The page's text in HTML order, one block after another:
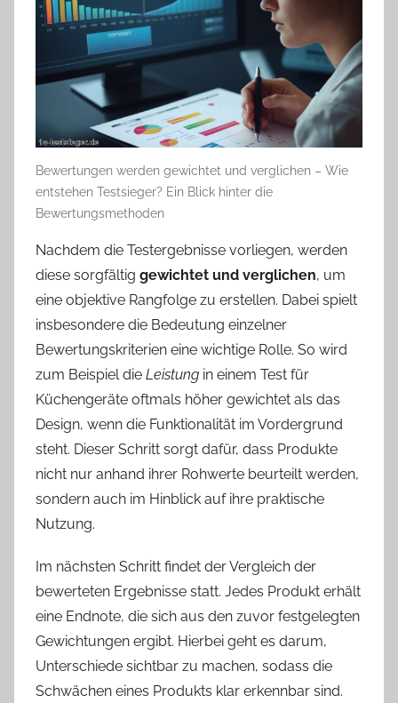
Bewertungen werden gewichtet und verglichen – Wie
entstehen Testsieger? Ein Blick hinter die
Bewertungsmethoden
Nachdem die Testergebnisse vorliegen, werden
diese sorgfältig gewichtet und verglichen, um
eine objektive Rangfolge zu erstellen. Dabei spielt
insbesondere die Bedeutung einzelner
Bewertungskriterien eine wichtige Rolle. So wird
zum Beispiel die Leistung in einem Test für
Küchengeräte oftmals höher gewichtet als das
Design, wenn die Funktionalität im Vordergrund
steht. Dieser Schritt sorgt dafür, dass Produkte
nicht nur anhand ihrer Rohwerte beurteilt werden,
sondern auch im Hinblick auf ihre praktische
Nutzung.
Im nächsten Schritt findet der Vergleich der
bewerteten Ergebnisse statt. Jedes Produkt erhält
eine Endnote, die sich aus den zuvor festgelegten
Gewichtungen ergibt. Hierbei geht es darum,
Unterschiede sichtbar zu machen, sodass die
Schwächen eines Produkts klar erkennbar sind.